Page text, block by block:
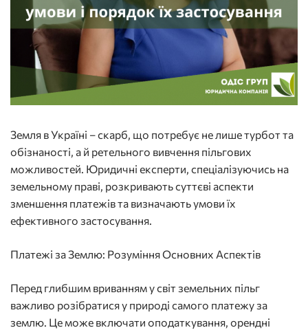
Земля в Україні – скарб, що потребує не лише турбот та
обізнаності, а й ретельного вивчення пільгових
можливостей. Юридичні експерти, спеціалізуючись на
земельному праві, розкривають суттєві аспекти
зменшення платежів та визначають умови їх
ефективного застосування.
Платежі за Землю: Розуміння Основних Аспектів
Перед глибшим вриванням у світ земельних пільг
важливо розібратися у природі самого платежу за
землю. Це може включати оподаткування, орендні